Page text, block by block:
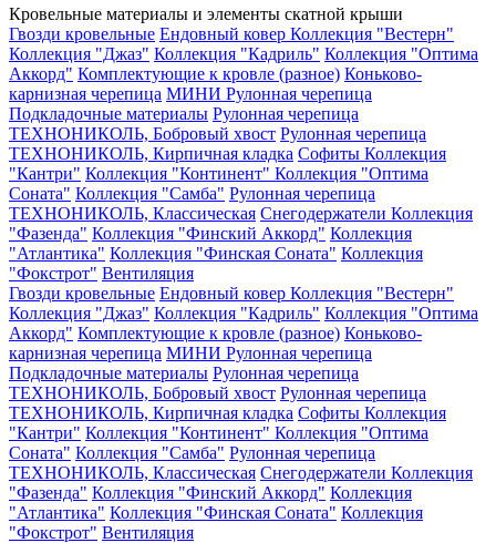
Кровельные материалы и элементы скатной крыши
Гвозди кровельные Ендовный ковер Коллекция "Вестерн"
Коллекция "Джаз" Коллекция "Кадриль" Коллекция "Оптима
Аккорд" Комплектующие к кровле (разное) Коньково-
карнизная черепица МИНИ Рулонная черепица
Подкладочные материалы Рулонная черепица
ТЕХНОНИКОЛЬ, Бобровый хвост Рулонная черепица
ТЕХНОНИКОЛЬ, Кирпичная кладка Софиты Коллекция
"Кантри" Коллекция "Континент" Коллекция "Оптима
Соната" Коллекция "Самба" Рулонная черепица
ТЕХНОНИКОЛЬ, Классическая Снегодержатели Коллекция
"Фазенда" Коллекция "Финский Аккорд" Коллекция
"Атлантика" Коллекция "Финская Соната" Коллекция
"Фокстрот" Вентиляция
Гвозди кровельные Ендовный ковер Коллекция "Вестерн"
Коллекция "Джаз" Коллекция "Кадриль" Коллекция "Оптима
Аккорд" Комплектующие к кровле (разное) Коньково-
карнизная черепица МИНИ Рулонная черепица
Подкладочные материалы Рулонная черепица
ТЕХНОНИКОЛЬ, Бобровый хвост Рулонная черепица
ТЕХНОНИКОЛЬ, Кирпичная кладка Софиты Коллекция
"Кантри" Коллекция "Континент" Коллекция "Оптима
Соната" Коллекция "Самба" Рулонная черепица
ТЕХНОНИКОЛЬ, Классическая Снегодержатели Коллекция
"Фазенда" Коллекция "Финский Аккорд" Коллекция
"Атлантика" Коллекция "Финская Соната" Коллекция
"Фокстрот" Вентиляция